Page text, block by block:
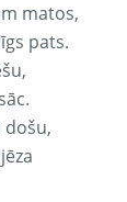
matos,
pats.
došu,